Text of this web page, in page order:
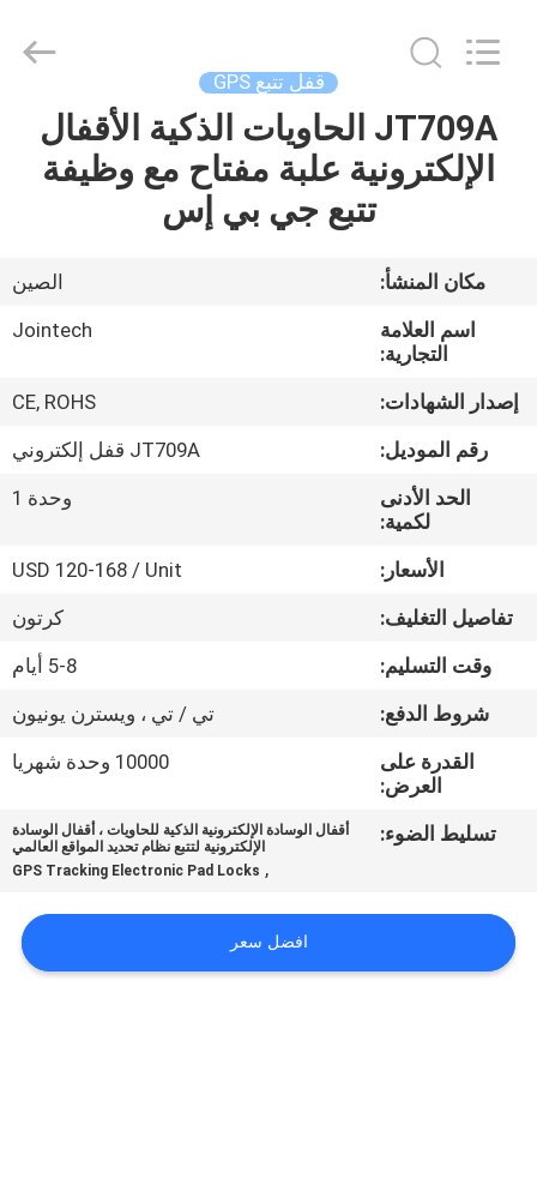
الصفحة
الرئيسية
عرض
الافتراضي
معلومات
جولة
في
المعمل
مراقبة
بنا
Reserved.
قفل تتبع GPS
JT709A الحاويات الذكية الأقفال
الإلكترونية علبة مفتاح مع وظيفة
تتبع جي بي إس
مكان المنشأ:
الصين
اسم العلامة
التجارية:
Jointech
إصدار الشهادات:
CE, ROHS
رقم الموديل:
JT709A قفل إلكتروني
الحد الأدنى
لكمية:
وحدة 1
الأسعار:
USD 120-168 / Unit
تفاصيل التغليف:
كرتون
وقت التسليم:
5-8 أيام
شروط الدفع:
تي / تي ، ويسترن يونيون
القدرة على
العرض:
10000 وحدة شهريا
تسليط الضوء:
أقفال الوسادة الإلكترونية الذكية للحاويات ، أقفال الوسادة
الإلكترونية لتتبع نظام تحديد المواقع العالمي
,
GPS Tracking Electronic Pad Locks
افضل سعر